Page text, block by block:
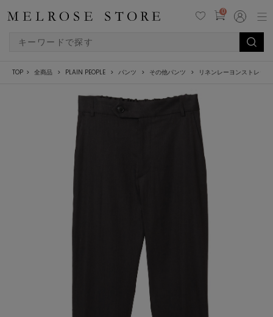
0
TOP 全商品 PLAIN PEOPLE パンツ その他パンツ リネンレーヨンストレッ